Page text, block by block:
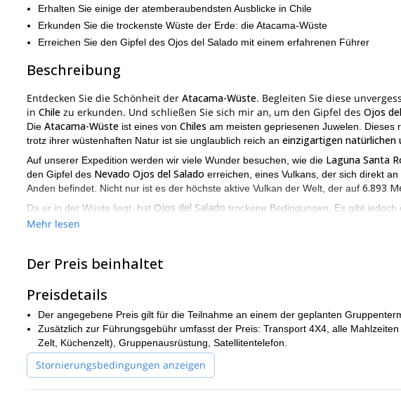
Erhalten Sie einige der atemberaubendsten Ausblicke in Chile
Erkunden Sie die trockenste Wüste der Erde: die Atacama-Wüste
Erreichen Sie den Gipfel des Ojos del Salado mit einem erfahrenen Führer
Beschreibung
Entdecken Sie die Schönheit der Atacama-Wüste. Begleiten Sie diese
in Chile zu erkunden. Und schließen Sie sich mir an, um den Gipfel des Ojos
Die Atacama-Wüste ist eines von Chiles am meisten gepriesenen Juwelen. Dieses
trotz ihrer wüstenhaften Natur ist sie unglaublich reich an einzigartigen natürlichen
Auf unserer Expedition werden wir viele Wunder besuchen, wie die Laguna Santa
den Gipfel des Nevado Ojos del Salado erreichen, eines Vulkans, der sich direkt
Anden befindet. Nicht nur ist es der höchste aktive Vulkan der Welt, der auf 6.893
Da er in der Wüste liegt, hat Ojos del Salado trockene Bedingungen. Es gibt
6.390 Metern
während des gesamten Aufstiegs bei Ihnen sein, um sicherzustellen, dass Sie eine
Wenn Sie mit mir den Gipfel des Nevado Ojos del Salado erreichen möchten,
Reise. Es wird mir eine Freude sein, Sie auf dieser erstaunlichen Reise durch die
Suchen Sie nach einer kürzeren Reise? Ich führe auch diese4-tägige Wanderung
Mehr lesen
Der Preis beinhaltet
Preisdetails
Der angegebene Preis gilt für die Teilnahme an einem der geplanten
Zusätzlich zur Führungsgebühr umfasst der Preis: Transport 4X4, alle
Zelt, Küchenzelt), Gruppenausrüstung, Satellitentelefon.
Stornierungsbedingungen anzeigen